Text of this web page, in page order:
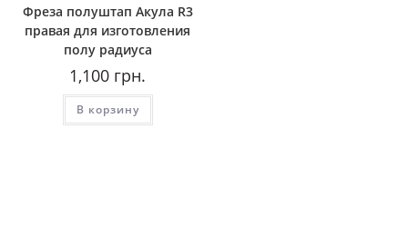
Фреза полуштап Акула R3
правая для изготовления
полу радиуса
1,100 грн.
В корзину